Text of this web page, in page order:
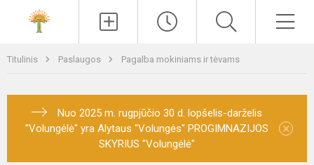
Titulinis Paslaugos Pagalba mokiniams ir tėvams
Nuo 2025 m. rugpjūčio 30 d. lopšelis-darželis
"Volungėlė" yra Alytaus "Volungės" PROGIMNAZIJOS
SKYRIUS "Volungėlė"
×